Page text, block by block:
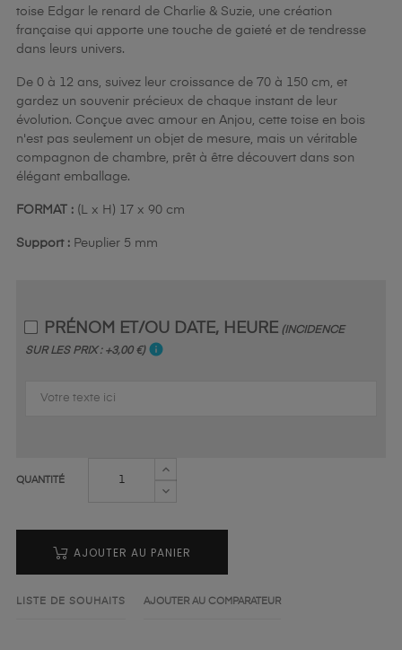
toise Edgar le renard de Charlie & Suzie, une création
française qui apporte une touche de gaieté et de tendresse
dans leurs univers.
De 0 à 12 ans, suivez leur croissance de 70 à 150 cm, et
gardez un souvenir précieux de chaque instant de leur
évolution. Conçue avec amour en Anjou, cette toise en bois
n'est pas seulement un objet de mesure, mais un véritable
compagnon de chambre, prêt à être découvert dans son
élégant emballage.
FORMAT : (L x H) 17 x 90 cm
Support : Peuplier 5 mm
PRÉNOM ET/OU DATE, HEURE (INCIDENCE
SUR LES PRIX : +3,00 €) info
QUANTITÉ
AJOUTER AU PANIER
LISTE DE SOUHAITS AJOUTER AU COMPARATEUR